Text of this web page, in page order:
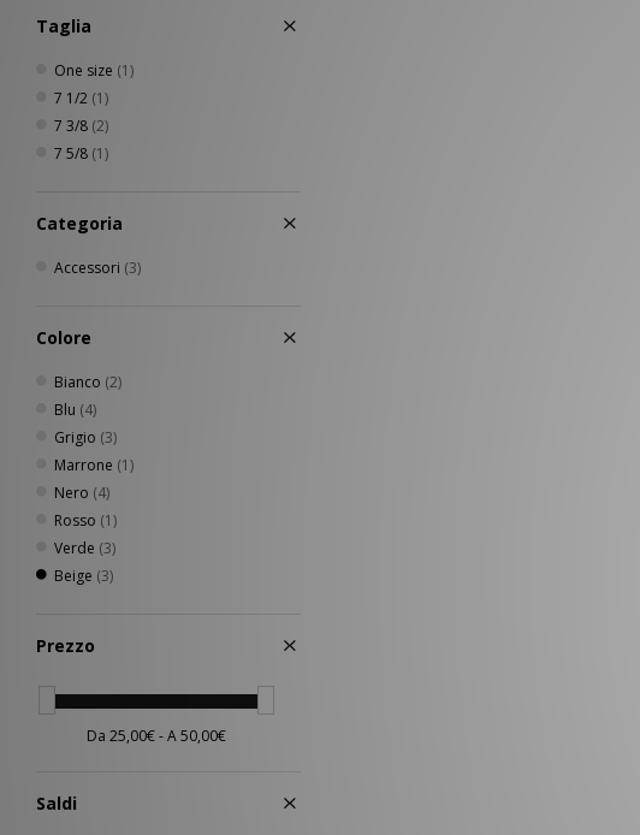
Nike(9)
(6)
Reebok(1)
Rockport
Salomon
Timberland
Umbro(1)
Von Dutch
Taglia
One size (1)
7 1/2 (1)
7 3/8 (2)
7 5/8 (1)
Categoria
Accessori (3)
Colore
Bianco (2)
Blu (4)
Grigio (3)
Marrone (1)
Nero (4)
Rosso (1)
Verde (3)
Beige (3)
Prezzo
Saldi